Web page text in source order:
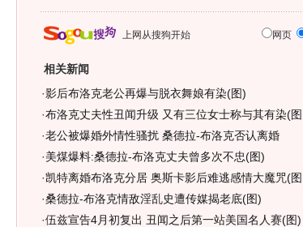
上网从搜狗开始 网页
相关新闻
·影后布洛克老公再爆与脱衣舞娘有染(图)
·布洛克丈夫性丑闻升级 又有三位女士称与其有染(图
·老公被爆婚外情性骚扰 桑德拉-布洛克否认离婚
·美煤爆料:桑德拉-布洛克丈夫曾多次不忠(图)
·凯特离婚布洛克分居 奥斯卡影后难逃感情大魔咒(图
·桑德拉-布洛克情敌淫乱史遭传媒揭老底(图)
·伍兹宣告4月初复出 丑闻之后第一站美国名人赛(图)